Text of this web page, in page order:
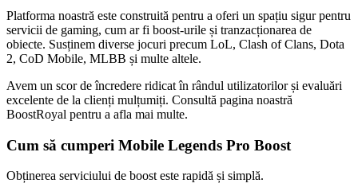
Platforma noastră este construită pentru a oferi un spațiu sigur pentru
servicii de gaming, cum ar fi boost-urile și tranzacționarea de
obiecte. Susținem diverse jocuri precum LoL, Clash of Clans, Dota
2, CoD Mobile, MLBB și multe altele.
Avem un scor de încredere ridicat în rândul utilizatorilor și evaluări
excelente de la clienți mulțumiți. Consultă pagina noastră
BoostRoyal pentru a afla mai multe.
Cum să cumperi Mobile Legends Pro Boost
Obținerea serviciului de boost este rapidă și simplă.